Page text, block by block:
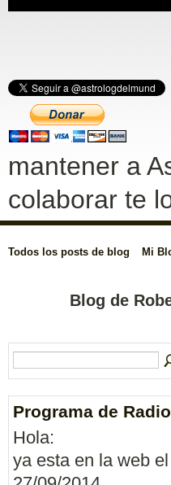
mantener a
colaborar te
Todos los posts de blog Mi
Blog de
Programa de
Hola:
ya esta en la web